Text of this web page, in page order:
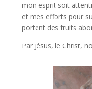
mon esprit soit
et mes efforts pour
portent des fruits
Par Jésus, le Christ,